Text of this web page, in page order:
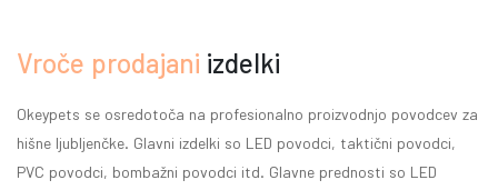
Vroče prodajani izdelki
Okeypets se osredotoča na profesionalno proizvodnjo povodcev za
hišne ljubljenčke. Glavni izdelki so LED povodci, taktični povodci,
PVC povodci, bombažni povodci itd. Glavne prednosti so LED